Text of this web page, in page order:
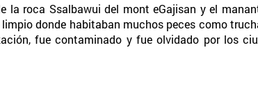
la roca Ssalbawui del mont eGajisan y el
donde habitaban muchos peces como
fue contaminado y fue olvidado por los